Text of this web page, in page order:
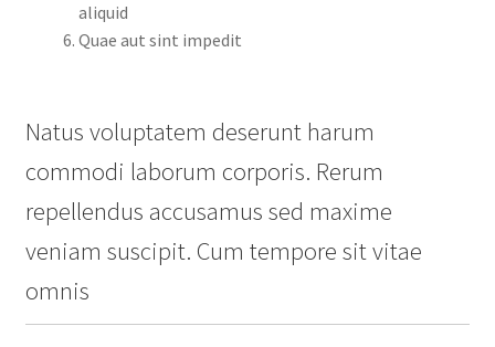
aliquid
Quae aut sint impedit
Natus voluptatem deserunt harum
commodi laborum corporis. Rerum
repellendus accusamus sed maxime
veniam suscipit. Cum tempore sit vitae
omnis